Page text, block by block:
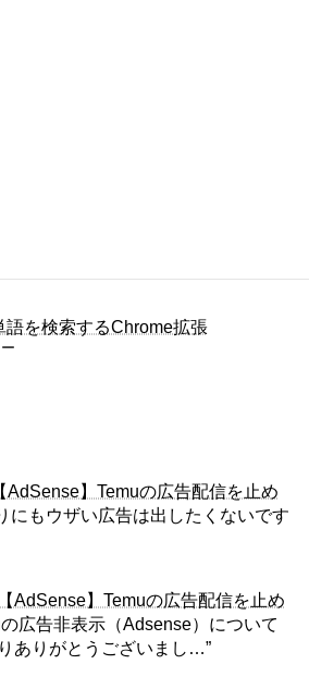
語を検索するChrome拡張
【AdSense】Temuの広告配信を止め
にもウザい広告は出したくないです
【AdSense】Temuの広告配信を止め
広告非表示（Adsense）について
ありがとうございまし…”